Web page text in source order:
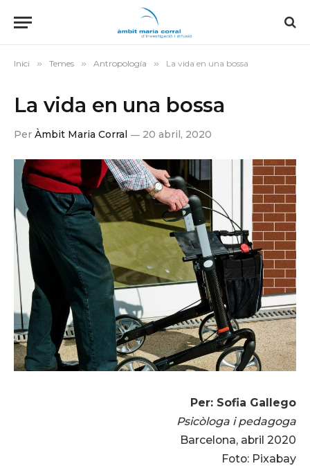
Inici » Temes » Antropología » La vida en una bossa
La vida en una bossa
Per Àmbit Maria Corral 20 abril, 2020
Per: Sofia Gallego
Psicòloga i pedagoga
Barcelona, abril 2020
Foto: Pixabay